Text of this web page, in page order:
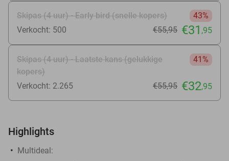
Skipas (4 uur) - Early bird (snelle kopers)
43%
Verkocht: 500
€55,95 €31 ,95
Skipas (4 uur) - Laatste kans (gelukkige
kopers)
41%
Verkocht: 2.265 €55,95 €32,95
Highlights
Multideal: